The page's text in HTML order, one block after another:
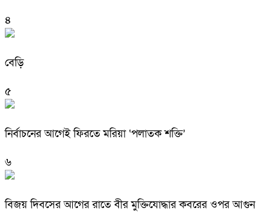
৪
বেড়ি
৫
নির্বাচনের আগেই ফিরতে মরিয়া ‘পলাতক শক্তি’
৬
বিজয় দিবসের আগের রাতে বীর মুক্তিযোদ্ধার কবরের ওপর আগুন